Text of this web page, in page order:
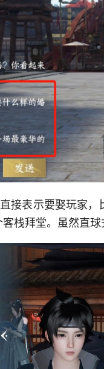
接表示要娶玩家，
栈拜堂。虽然直球